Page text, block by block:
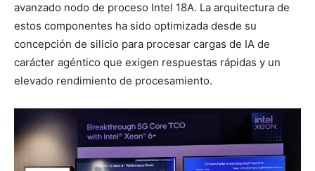
avanzado nodo de proceso Intel 18A. La arquitectura de
estos componentes ha sido optimizada desde su
concepción de silicio para procesar cargas de IA de
carácter agéntico que exigen respuestas rápidas y un
elevado rendimiento de procesamiento.